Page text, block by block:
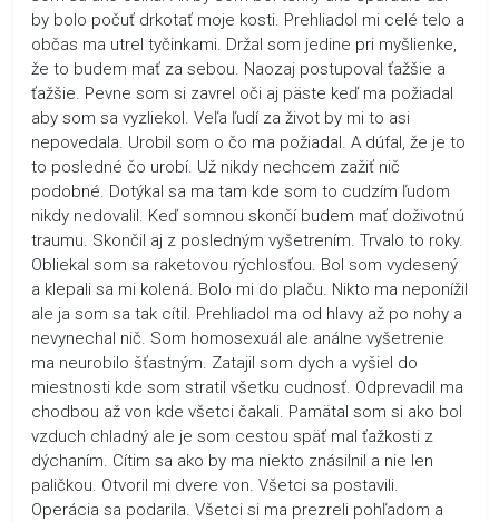
by bolo počuť drkotať moje kosti. Prehliadol mi celé telo a
občas ma utrel tyčinkami. Držal som jedine pri myšlienke,
že to budem mať za sebou. Naozaj postupoval ťažšie a
ťažšie. Pevne som si zavrel oči aj päste keď ma požiadal
aby som sa vyzliekol. Veľa ľudí za život by mi to asi
nepovedala. Urobil som o čo ma požiadal. A dúfal, že je to
to posledné čo urobí. Už nikdy nechcem zažiť nič
podobné. Dotýkal sa ma tam kde som to cudzím ľudom
nikdy nedovalil. Keď somnou skončí budem mať doživotnú
traumu. Skončil aj z posledným vyšetrením. Trvalo to roky.
Obliekal som sa raketovou rýchlosťou. Bol som vydesený
a klepali sa mi kolená. Bolo mi do plaču. Nikto ma neponížil
ale ja som sa tak cítil. Prehliadol ma od hlavy až po nohy a
nevynechal nič. Som homosexuál ale análne vyšetrenie
ma neurobilo šťastným. Zatajil som dych a vyšiel do
miestnosti kde som stratil všetku cudnosť. Odprevadil ma
chodbou až von kde všetci čakali. Pamätal som si ako bol
vzduch chladný ale je som cestou späť mal ťažkosti z
dýchaním. Cítim sa ako by ma niekto znásilnil a nie len
paličkou. Otvoril mi dvere von. Všetci sa postavili.
Operácia sa podarila. Všetci si ma prezreli pohľadom a